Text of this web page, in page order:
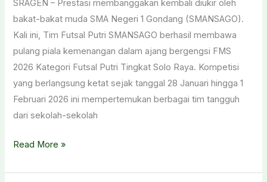
SRAGEN – Prestasi membanggakan kembali diukir oleh
bakat-bakat muda SMA Negeri 1 Gondang (SMANSAGO).
Kali ini, Tim Futsal Putri SMANSAGO berhasil membawa
pulang piala kemenangan dalam ajang bergengsi FMS
2026 Kategori Futsal Putri Tingkat Solo Raya. Kompetisi
yang berlangsung ketat sejak tanggal 28 Januari hingga 1
Februari 2026 ini mempertemukan berbagai tim tangguh
dari sekolah-sekolah
Sabet
2
Read More »